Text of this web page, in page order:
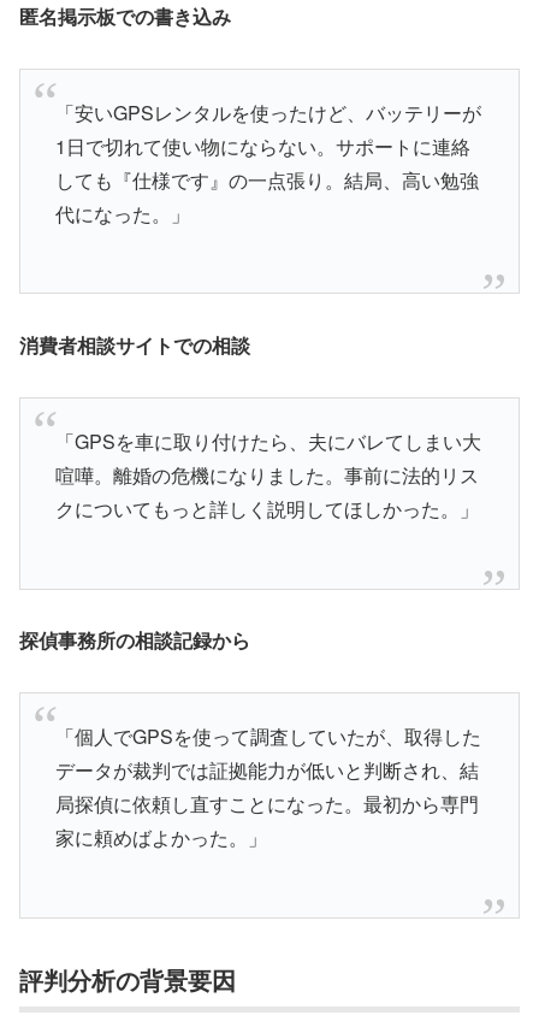
匿名掲示板での書き込み
「安いGPSレンタルを使ったけど、バッテリーが
1日で切れて使い物にならない。サポートに連絡
しても『仕様です』の一点張り。結局、高い勉強
代になった。」
消費者相談サイトでの相談
「GPSを車に取り付けたら、夫にバレてしまい大
喧嘩。離婚の危機になりました。事前に法的リス
クについてもっと詳しく説明してほしかった。」
探偵事務所の相談記録から
「個人でGPSを使って調査していたが、取得した
データが裁判では証拠能力が低いと判断され、結
局探偵に依頼し直すことになった。最初から専門
家に頼めばよかった。」
評判分析の背景要因